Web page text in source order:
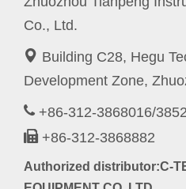
Co., Ltd.
Building C28, Hegu
Development Zone,
+86-312-3868016/
+86-312-3868882
Authorized distributor:C-